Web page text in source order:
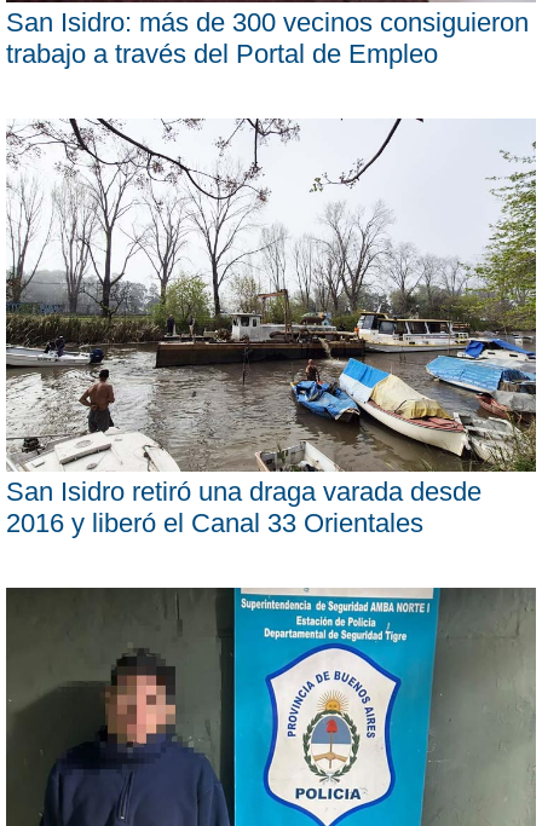
San Isidro: más de 300 vecinos consiguieron
trabajo a través del Portal de Empleo
San Isidro retiró una draga varada desde
2016 y liberó el Canal 33 Orientales